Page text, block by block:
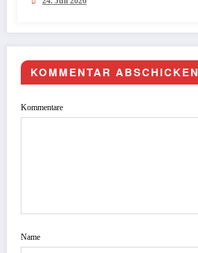
KOMMENTAR ABSCHICKEN
Kommentare
Name